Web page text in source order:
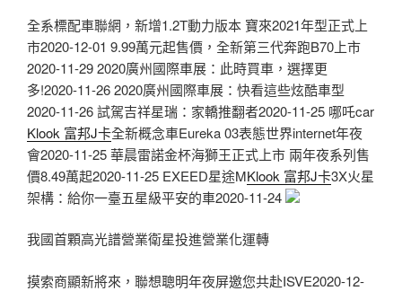
全系標配車聯網，新增1.2T動力版本 寶來2021年型正式上
市2020-12-01 9.99萬元起售價，全新第三代奔跑B70上市
2020-11-29 2020廣州國際車展：此時買車，選擇更
多!2020-11-26 2020廣州國際車展：快看這些炫酷車型
2020-11-26 試駕吉祥星瑞：家轎推翻者2020-11-25 哪吒car
Klook 富邦J卡全新概念車Eureka 03表態世界internet年夜
會2020-11-25 華晨雷諾金杯海獅王正式上市 兩年夜系列售
價8.49萬起2020-11-25 EXEED星途MKlook 富邦J卡3X火星
架構：給你一臺五星級平安的車2020-11-24
我國首顆高光譜營業衛星投進營業化運轉
摸索商顯新將來，聯想聰明年夜屏邀您共赴ISVE2020-12-